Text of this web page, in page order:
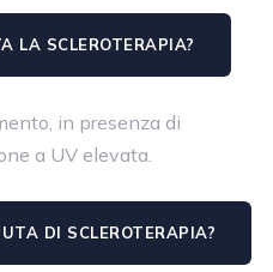
LA SCLEROTERAPIA?
in presenza di
a UV elevata.
DI SCLEROTERAPIA?